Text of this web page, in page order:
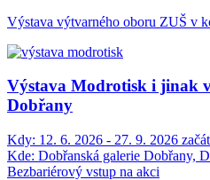
Výstava výtvarného oboru ZUŠ v
Výstava Modrotisk i jinak
Dobřany
Kdy: 12. 6. 2026 - 27. 9. 2026
Kde: Dobřanská galerie Dobřany,
Bezbariérový vstup na akci